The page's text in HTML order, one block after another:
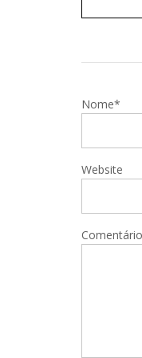
Nome*
Website